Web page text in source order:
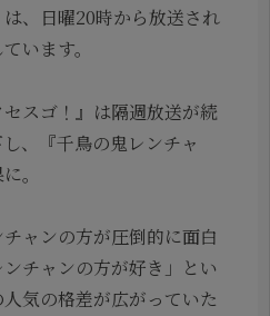
は、日曜20時から放送され
います。
スゴ！』は隔週放送が続
、『千鳥の鬼レンチャ
。
ャンの方が圧倒的に面白
チャンの方が好き」とい
気の格差が広がっていた